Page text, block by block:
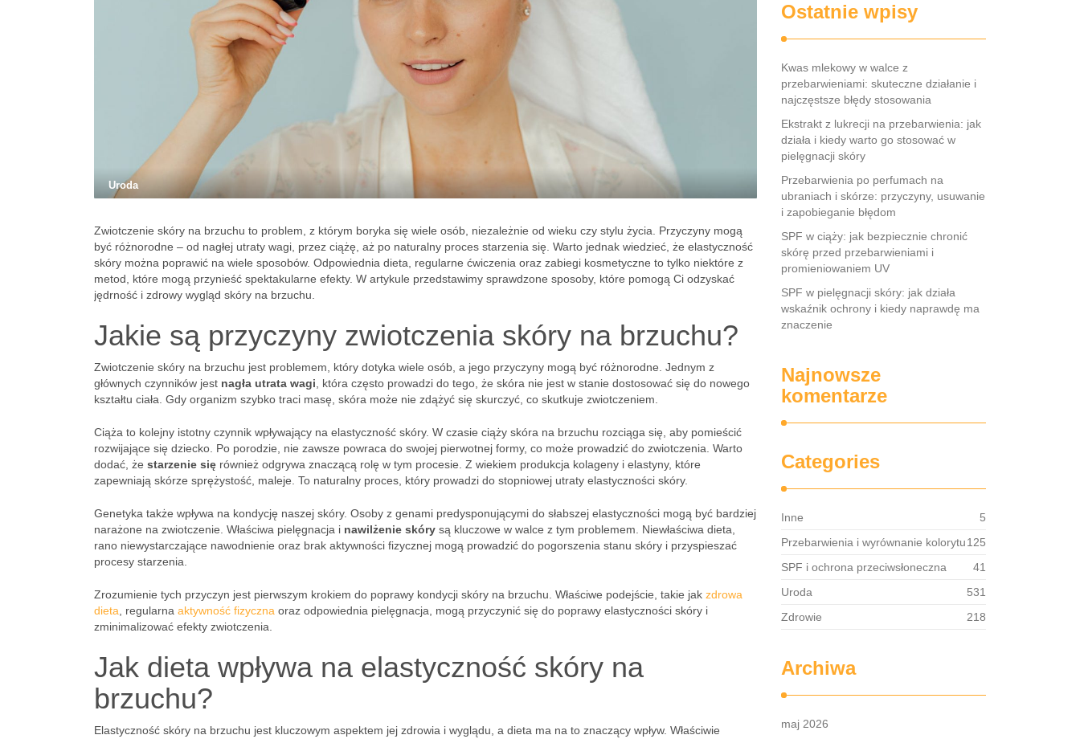
Uroda
Zwiotczenie skóry na brzuchu to problem, z którym boryka się wiele osób, niezależnie od wieku czy stylu życia. Przyczyny mogą
być różnorodne – od nagłej utraty wagi, przez ciążę, aż po naturalny proces starzenia się. Warto jednak wiedzieć, że elastyczność
skóry można poprawić na wiele sposobów. Odpowiednia dieta, regularne ćwiczenia oraz zabiegi kosmetyczne to tylko niektóre z
metod, które mogą przynieść spektakularne efekty. W artykule przedstawimy sprawdzone sposoby, które pomogą Ci odzyskać
jędrność i zdrowy wygląd skóry na brzuchu.
Jakie są przyczyny zwiotczenia skóry na brzuchu?
Zwiotczenie skóry na brzuchu jest problemem, który dotyka wiele osób, a jego przyczyny mogą być różnorodne. Jednym z
głównych czynników jest nagła utrata wagi , która często prowadzi do tego, że skóra nie jest w stanie dostosować się do nowego
kształtu ciała. Gdy organizm szybko traci masę, skóra może nie zdążyć się skurczyć, co skutkuje zwiotczeniem.
Ciąża to kolejny istotny czynnik wpływający na elastyczność skóry. W czasie ciąży skóra na brzuchu rozciąga się, aby pomieścić
rozwijające się dziecko. Po porodzie, nie zawsze powraca do swojej pierwotnej formy, co może prowadzić do zwiotczenia. Warto
dodać, że starzenie się również odgrywa znaczącą rolę w tym procesie. Z wiekiem produkcja kolageny i elastyny, które
zapewniają skórze sprężystość, maleje. To naturalny proces, który prowadzi do stopniowej utraty elastyczności skóry.
Genetyka także wpływa na kondycję naszej skóry. Osoby z genami predysponującymi do słabszej elastyczności mogą być bardziej
narażone na zwiotczenie. Właściwa pielęgnacja i nawilżenie skóry są kluczowe w walce z tym problemem. Niewłaściwa dieta,
rano niewystarczające nawodnienie oraz brak aktywności fizycznej mogą prowadzić do pogorszenia stanu skóry i przyspieszać
procesy starzenia.
Zrozumienie tych przyczyn jest pierwszym krokiem do poprawy kondycji skóry na brzuchu. Właściwe podejście, takie jak zdrowa
dieta , regularna aktywność fizyczna oraz odpowiednia pielęgnacja, mogą przyczynić się do poprawy elastyczności skóry i
zminimalizować efekty zwiotczenia.
Jak dieta wpływa na elastyczność skóry na
brzuchu?
Elastyczność skóry na brzuchu jest kluczowym aspektem jej zdrowia i wyglądu, a dieta ma na to znaczący wpływ. Właściwie
Ostatnie wpisy
Kwas mlekowy w walce z
przebarwieniami: skuteczne działanie i
najczęstsze błędy stosowania
Ekstrakt z lukrecji na przebarwienia: jak
działa i kiedy warto go stosować w
pielęgnacji skóry
Przebarwienia po perfumach na
ubraniach i skórze: przyczyny, usuwanie
i zapobieganie błędom
SPF w ciąży: jak bezpiecznie chronić
skórę przed przebarwieniami i
promieniowaniem UV
SPF w pielęgnacji skóry: jak działa
wskaźnik ochrony i kiedy naprawdę ma
znaczenie
Najnowsze
komentarze
Categories
Inne
5
Przebarwienia i wyrównanie kolorytu125
SPF i ochrona przeciwsłoneczna
41
Uroda
531
Zdrowie
218
Archiwa
maj 2026